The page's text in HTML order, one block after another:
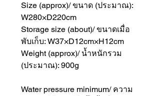
Size (approx)/ ขนาด (ประมาณ):
W280×D220cm
Storage size (about)/ ขนาดเมื่อ
พับเก็บ: W37×D12cm×H12cm
Weight (approx)/ น้ำหนักรวม
(ประมาณ): 900g
Water pressure minimum/ ความ